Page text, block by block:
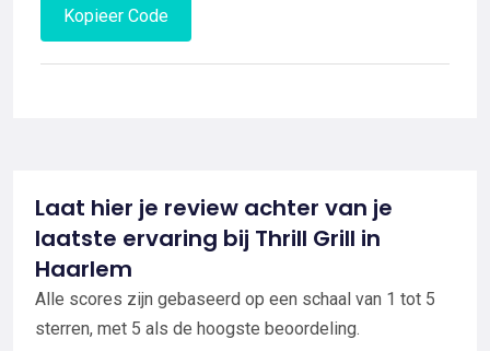
Kopieer Code
Laat hier je review achter van je
laatste ervaring bij Thrill Grill in
Haarlem
Alle scores zijn gebaseerd op een schaal van 1 tot 5
sterren, met 5 als de hoogste beoordeling.